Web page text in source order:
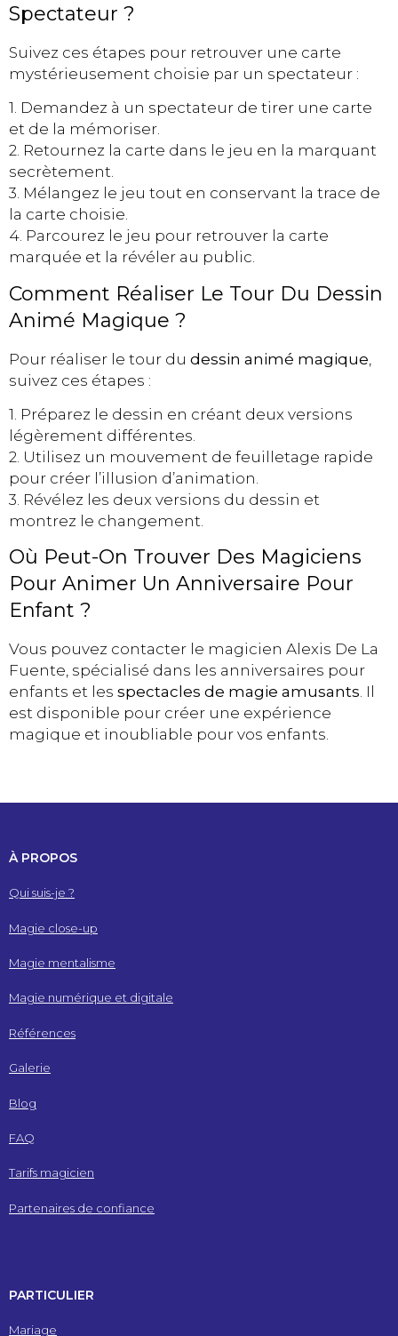
Spectateur ?
Suivez ces étapes pour retrouver une carte
mystérieusement choisie par un spectateur :
1. Demandez à un spectateur de tirer une carte
et de la mémoriser.
2. Retournez la carte dans le jeu en la marquant
secrètement.
3. Mélangez le jeu tout en conservant la trace de
la carte choisie.
4. Parcourez le jeu pour retrouver la carte
marquée et la révéler au public.
Comment Réaliser Le Tour Du Dessin
Animé Magique ?
Pour réaliser le tour du dessin animé magique
suivez ces étapes :
1. Préparez le dessin en créant deux versions
légèrement différentes.
2. Utilisez un mouvement de feuilletage rapide
pour créer l’illusion d’animation.
3. Révélez les deux versions du dessin et
montrez le changement.
Où Peut-On Trouver Des Magiciens
Pour Animer Un Anniversaire Pour
Enfant ?
Vous pouvez contacter le magicien Alexis De La
Fuente, spécialisé dans les anniversaires pour
enfants et les spectacles de magie amusants. Il
est disponible pour créer une expérience
magique et inoubliable pour vos enfants.
À PROPOS
Qui suis-je ?
Magie close-up
Magie mentalisme
Magie numérique et digitale
Références
Galerie
Blog
FAQ
Tarifs magicien
Partenaires de confiance
PARTICULIER
Mariage